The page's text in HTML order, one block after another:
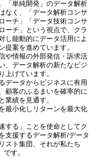
「単純開発」のデータ解析
なく、「データ解析コンサ
ーチ」「データ技術コンサ
ーチ」という視点で、クラ
し能動的にデータ活用によ
提案を進めています。
や情報の外部発信・訴求活
、データ解析の新たなビジ
上げています。
データからビジネスに有用
顧客のふるまいを確率的に
業績を見通す。
最小化しリターンを最大化
する」ことを使命としてク
支援するデータ解析/データ
スト集団、それが私たち
です。